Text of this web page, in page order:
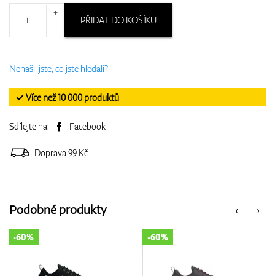
+
-
PŘIDAT DO KOŠÍKU
Nenašli jste, co jste hledali?
✓ Více než 10 000 produktů
Sdílejte na: Facebook
Doprava 99 Kč
‹
Podobné produkty ›
-60% -60%